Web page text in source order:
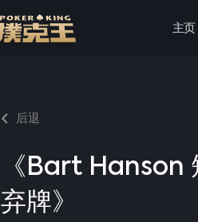
主页
后退
《Bart Hanson
弃牌》